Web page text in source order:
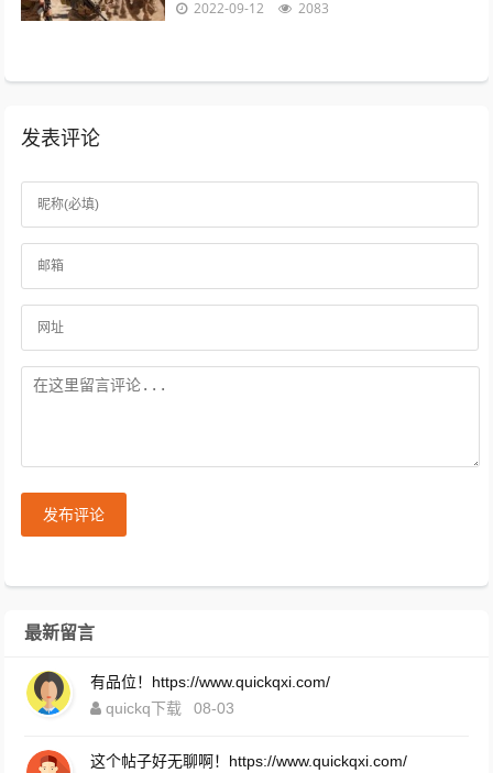
2022-09-12 2083
发表评论
发布评论
最新留言
有品位！https://www.quickqxi.com/
quickq下载
08-03
这个帖子好无聊啊！https://www.quickqxi.com/